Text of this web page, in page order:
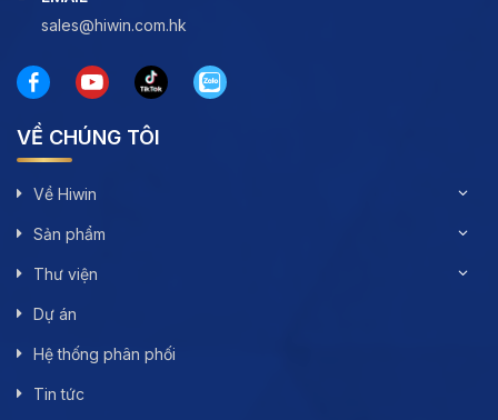
sales@hiwin.com.hk
VỀ CHÚNG TÔI
Về Hiwin
Sản phẩm
Thư viện
Dự án
Hệ thống phân phối
Tin tức